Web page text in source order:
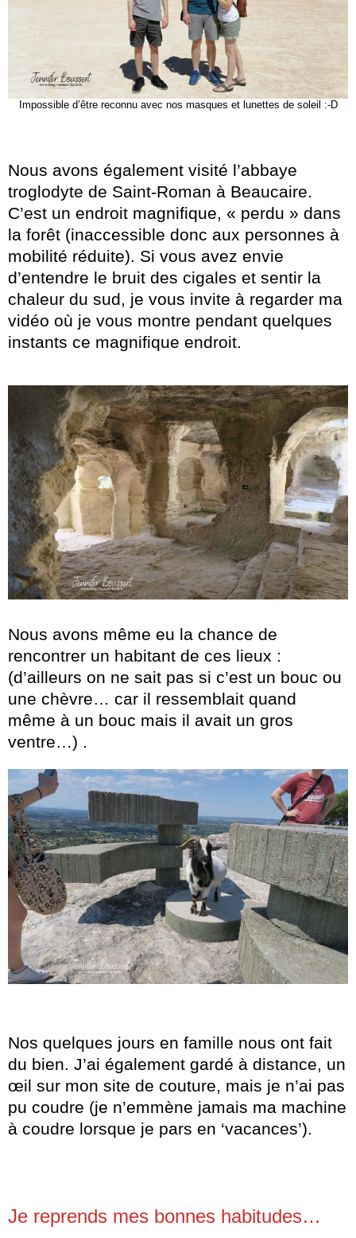
Impossible d’être reconnu avec nos masques et lunettes de soleil :-D
Nous avons également visité l’abbaye
troglodyte de Saint-Roman à Beaucaire.
C’est un endroit magnifique, « perdu » dans
la forêt (inaccessible donc aux personnes à
mobilité réduite). Si vous avez envie
d’entendre le bruit des cigales et sentir la
chaleur du sud, je vous invite à regarder ma
vidéo où je vous montre pendant quelques
instants ce magnifique endroit.
Nous avons même eu la chance de
rencontrer un habitant de ces lieux :
(d’ailleurs on ne sait pas si c’est un bouc ou
une chèvre… car il ressemblait quand
même à un bouc mais il avait un gros
ventre…) .
Nos quelques jours en famille nous ont fait
du bien. J’ai également gardé à distance, un
œil sur mon site de couture, mais je n’ai pas
pu coudre (je n’emmène jamais ma machine
à coudre lorsque je pars en ‘vacances’).
Je reprends mes bonnes habitudes…